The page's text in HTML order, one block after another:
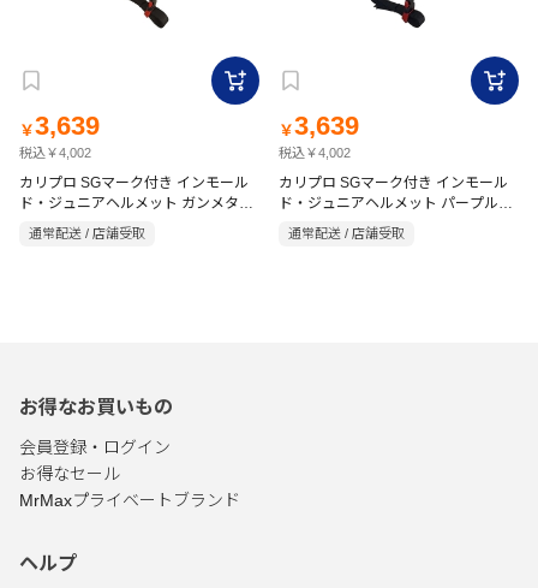
￥3,639
税込￥4,002
カリプロ SGマーク付き インモール
ド・ジュニアヘルメット ガンメタル
通常配送 / 店舗受取
￥3,639
税込￥4,002
カリプロ SGマーク付き インモール
ド・ジュニアヘルメット パープル
通常配送 / 店舗受取
お得なお買いもの
会員登録・ログイン
お得なセール
MrMaxプライベートブランド
ヘルプ